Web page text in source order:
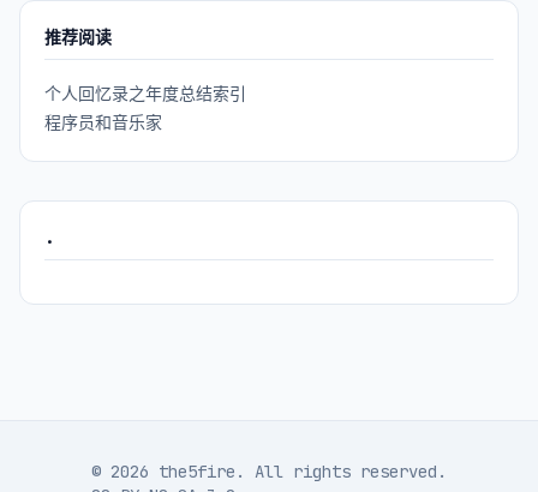
推荐阅读
个人回忆录之年度总结索引
程序员和音乐家
.
© 2026 the5fire. All rights reserved.